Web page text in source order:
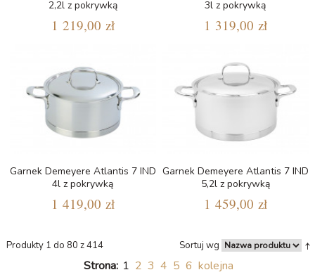
2,2l z pokrywką
1 219,00 zł
3l z pokrywką
1 319,00 zł
Garnek Demeyere Atlantis 7 IND
4l z pokrywką
1 419,00 zł
Garnek Demeyere Atlantis 7 IND
5,2l z pokrywką
1 459,00 zł
Produkty 1 do 80 z 414 Sortuj wg
Strona: 1 2 3 4 5 6 kolejna